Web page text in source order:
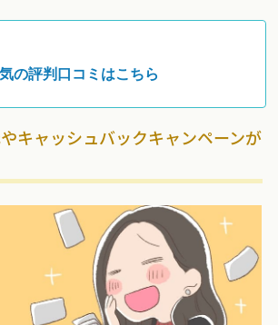
の評判口コミはこちら
キャッシュバックキャンペーンが